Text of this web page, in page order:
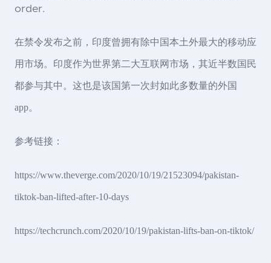
order.
在禁令发布之前，印度曾拥有除中国本土外最大的移动应
用市场。印度作为世界第二大互联网市场，其近半数国民
都参与其中。这也是该国第一次封如此多数量的外国
app。
参考链接：
https://www.theverge.com/2020/10/19/21523094/pakistan-
tiktok-ban-lifted-after-10-days
https://techcrunch.com/2020/10/19/pakistan-lifts-ban-on-tiktok/